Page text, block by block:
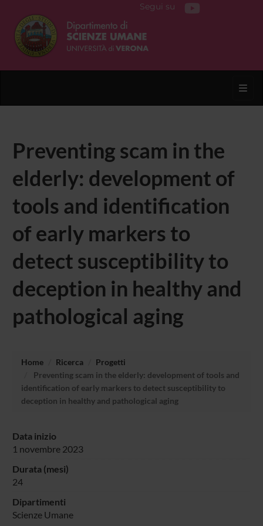
Segui su
Preventing scam in the
elderly: development of
tools and identification
of early markers to
detect susceptibility to
deception in healthy and
pathological aging
Home Ricerca
Progetti
Preventing scam in the elderly: development of tools and
identification of early markers to detect susceptibility to
deception in healthy and pathological aging
Data inizio
1 novembre 2023
Durata (mesi)
24
Dipartimenti
Scienze Umane